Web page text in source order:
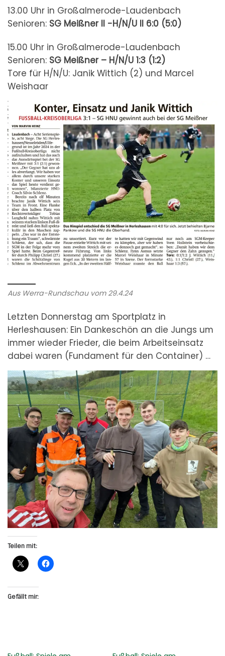
13.00 Uhr in Großalmerode-Laudenbach
Senioren: SG Meißner II -H/N/U II 6:0 (5:0)
15.00 Uhr in Großalmerode-Laudenbach
Senioren: SG Meißner – H/N/U 1:3 (1:2)
Tore für H/N/U: Janik Wittich (2) und Marcel
Weishaar
Aus Werra-Rundschau vom 29.4.24
Letzten Donnerstag am Sportplatz in
Herleshausen: Ein Dankeschön an die Jungs um
immer wieder Frieder, die beim Arbeitseinsatz
dabei waren (Fundament für den Container) …
Teilen mit:
Gefällt mir: